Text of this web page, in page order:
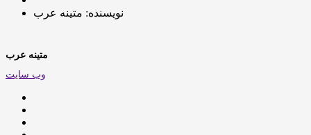
نویسنده: متینه عرب
متینه عرب
وب سایت